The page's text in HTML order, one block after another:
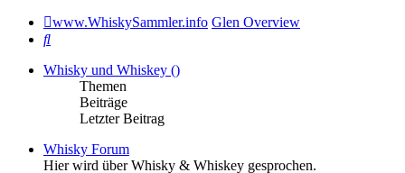
www.WhiskySammler.info Glen Overview
Suche
Whisky und Whiskey ()
Themen
Beiträge
Letzter Beitrag
Whisky Forum
Hier wird über Whisky & Whiskey gesprochen.